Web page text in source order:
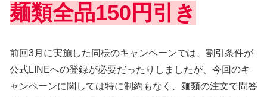
麺類全品150円引き
前回3月に実施した同様のキャンペーンでは、割引条件が
公式LINEへの登録が必要だったりしましたが、今回のキ
ャンペーンに関しては特に制約もなく、麺類の注文で問答